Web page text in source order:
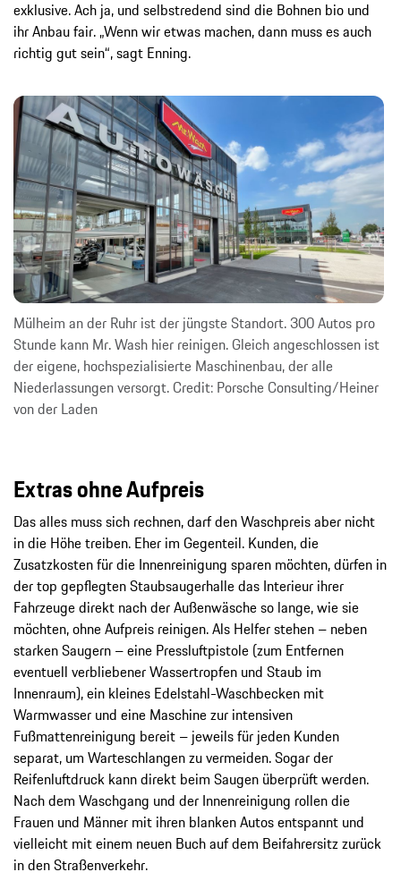
exklusive. Ach ja, und selbstredend sind die Bohnen bio und
ihr Anbau fair. „Wenn wir etwas machen, dann muss es auch
richtig gut sein“, sagt Enning.
Mülheim an der Ruhr ist der jüngste Standort. 300 Autos pro
Stunde kann Mr. Wash hier reinigen. Gleich angeschlossen ist
der eigene, hochspezialisierte Maschinenbau, der alle
Niederlassungen versorgt. Credit: Porsche Consulting/Heiner
von der Laden
Extras ohne Aufpreis
Das alles muss sich rechnen, darf den Waschpreis aber nicht
in die Höhe treiben. Eher im Gegenteil. Kunden, die
Zusatzkosten für die Innenreinigung sparen möchten, dürfen in
der top gepflegten Staubsaugerhalle das Interieur ihrer
Fahrzeuge direkt nach der Außenwäsche so lange, wie sie
möchten, ohne Aufpreis reinigen. Als Helfer stehen – neben
starken Saugern – eine Pressluftpistole (zum Entfernen
eventuell verbliebener Wassertropfen und Staub im
Innenraum), ein kleines Edelstahl-Waschbecken mit
Warmwasser und eine Maschine zur intensiven
Fußmattenreinigung bereit – jeweils für jeden Kunden
separat, um Warteschlangen zu vermeiden. Sogar der
Reifenluftdruck kann direkt beim Saugen überprüft werden.
Nach dem Waschgang und der Innenreinigung rollen die
Frauen und Männer mit ihren blanken Autos entspannt und
vielleicht mit einem neuen Buch auf dem Beifahrersitz zurück
in den Straßenverkehr.